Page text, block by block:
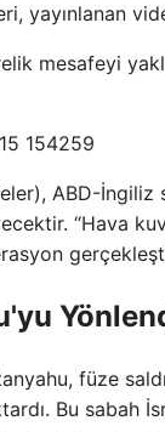
yayınlanan
mesafeyi
ABD-İngiliz
“Hava
füze
Bu sabah